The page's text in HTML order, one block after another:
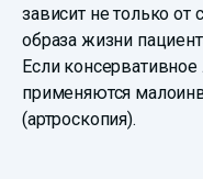
зависит не только от
образа жизни
Если консервативное
применяются
(артроскопия).